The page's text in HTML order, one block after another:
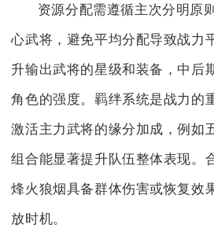
资源分配需遵循主次分明原
心武将，避免平均分配导致战力
升输出武将的星级和装备，中后
角色的强度。羁绊系统是战力的
激活主力武将的缘分加成，例如
组合能显著提升队伍整体表现。
烽火狼烟具备群体伤害或恢复效
放时机。